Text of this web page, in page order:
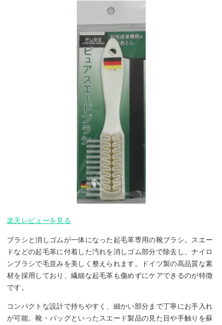
楽天レビューを見る
ブラシと消しゴムが一体になった起毛革専用の靴ブラシ。スエー
ドなどの起毛革に付着した汚れを消しゴム部分で除去し、ナイロ
ンブラシで毛並みを美しく整えられます。ドイツ製の高品質な素
材を採用しており、繊細な起毛革も傷めずにケアできるのが特徴
です。
コンパクトな設計で持ちやすく、細かい部分まで丁寧にお手入れ
が可能。靴・バッグといったスエード製品の見た目や手触りを蘇